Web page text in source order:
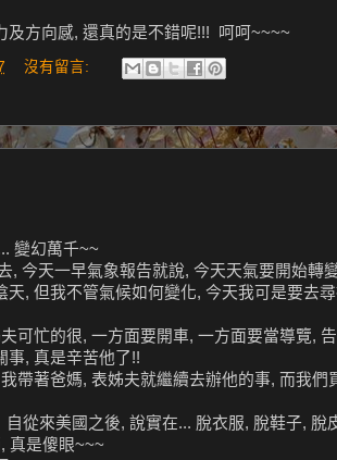
及方向感, 還真的是不錯呢!!! 呵呵~~~~
沒有留言:
變幻萬千~~
, 今天一早氣象報告就說, 今天天氣要開始轉
, 但我不管氣候如何變化, 今天我可是要去
可忙的很, 一方面要開車, 一方面要當導覽,
事, 真是辛苦他了!!
帶著爸媽, 表姊夫就繼續去辦他的事, 而我
從來美國之後, 說實在... 脫衣服, 脫鞋子,
真是傻眼~~~